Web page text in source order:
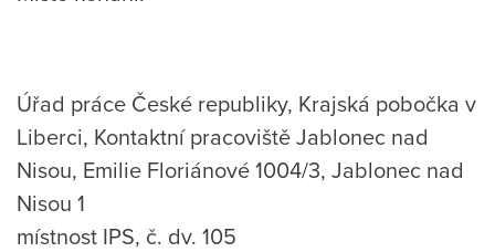
Úřad práce České republiky, Krajská pobočka v
Liberci, Kontaktní pracoviště Jablonec nad
Nisou, Emilie Floriánové 1004/3, Jablonec nad
Nisou 1
místnost IPS, č. dv. 105